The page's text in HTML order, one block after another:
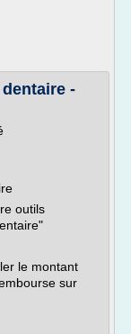
-
outils
le montant
sur